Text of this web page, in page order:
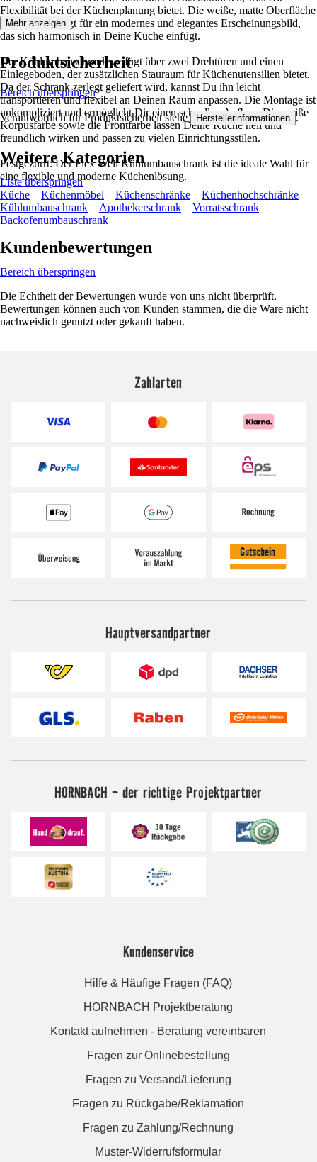
Flexibilität bei der Küchenplanung bietet. Die weiße, matte Oberfläche
der Fronten sorgt für ein modernes und elegantes Erscheinungsbild,
das sich harmonisch in Deine Küche einfügt.
Der Kühlumbauschrank verfügt über zwei Drehtüren und einen
Einlegeboden, der zusätzlichen Stauraum für Küchenutensilien bietet.
Da der Schrank zerlegt geliefert wird, kannst Du ihn leicht
transportieren und flexibel an Deinen Raum anpassen. Die Montage ist
unkompliziert und ermöglicht Dir einen schnellen Aufbau. Die weiße
Korpusfarbe sowie die Frontfarbe lassen Deine Küche hell und
freundlich wirken und passen zu vielen Einrichtungsstilen.
Festgezurrt: Der Flex Well Kühlumbauschrank ist die ideale Wahl für
eine flexible und moderne Küchenlösung.
Mehr anzeigen
Produktsicherheit
Bereich überspringen
Verantwortlich für Produktsicherheit siehe Herstellerinformationen .
Weitere Kategorien
Liste überspringen
Küche
Küchenmöbel Küchenschränke
Küchenhochschränke
Kühlumbauschrank
Apothekerschrank
Vorratsschrank
Backofenumbauschrank
Kundenbewertungen
Bereich überspringen
Die Echtheit der Bewertungen wurde von uns nicht überprüft.
Bewertungen können auch von Kunden stammen, die die Ware nicht
nachweislich genutzt oder gekauft haben.
Zahlarten
Hauptversandpartner
HORNBACH - der richtige Projektpartner
Kundenservice
Hilfe & Häufige Fragen (FAQ)
HORNBACH Projektberatung
Kontakt aufnehmen - Beratung vereinbaren
Fragen zur Onlinebestellung
Fragen zu Versand/Lieferung
Fragen zu Rückgabe/Reklamation
Fragen zu Zahlung/Rechnung
Muster-Widerrufsformular